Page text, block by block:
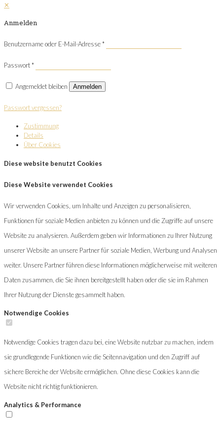
✕
Anmelden
Benutzername oder E-Mail-Adresse*
Passwort*
Angemeldet bleiben Anmelden
Passwort vergessen?
Zustimmung
Details
Über Cookies
Diese website benutzt Cookies
Diese Website verwendet Cookies
Wir verwenden Cookies, um Inhalte und Anzeigen zu personalisieren,
Funktionen für soziale Medien anbieten zu können und die Zugriffe auf unsere
Website zu analysieren. Außerdem geben wir Informationen zu Ihrer Nutzung
unserer Website an unsere Partner für soziale Medien, Werbung und Analysen
weiter. Unsere Partner führen diese Informationen möglicherweise mit weiteren
Daten zusammen, die Sie ihnen bereitgestellt haben oder die sie im Rahmen
Ihrer Nutzung der Dienste gesammelt haben.
Notwendige Cookies
Notwendige Cookies tragen dazu bei, eine Website nutzbar zu machen, indem
sie grundlegende Funktionen wie die Seitennavigation und den Zugriff auf
sichere Bereiche der Website ermöglichen. Ohne diese Cookies kann die
Website nicht richtig funktionieren.
Analytics & Performance